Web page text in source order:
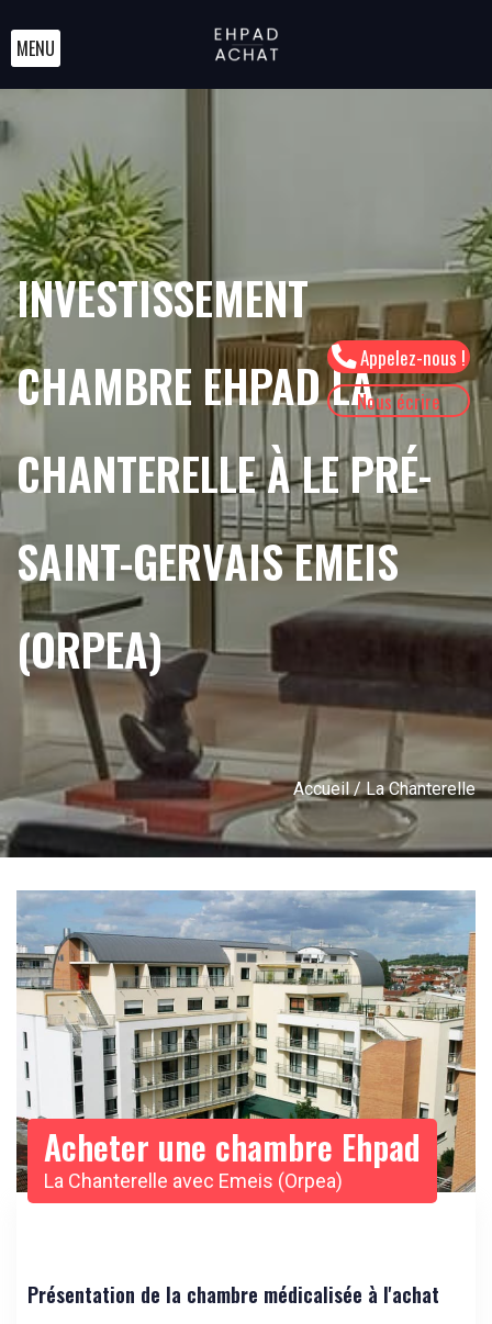
Appelez-nous !
Nous écrire
MENU
INVESTISSEMENT
CHAMBRE EHPAD LA
CHANTERELLE À LE PRÉ-
SAINT-GERVAIS EMEIS
(ORPEA)
Accueil / La Chanterelle
Acheter une chambre Ehpad
La Chanterelle avec Emeis (Orpea)
Présentation de la chambre médicalisée à l'achat